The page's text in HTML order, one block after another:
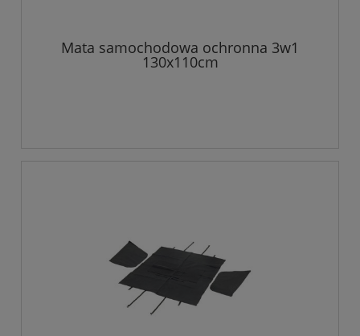
Mata samochodowa ochronna 3w1
130x110cm